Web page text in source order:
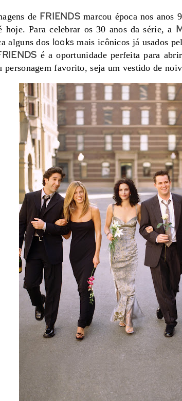
de FRIENDS marcou época nos anos
hoje. Para celebrar os 30 anos da série, a
alguns dos looks mais icônicos já usados
é a oportunidade perfeita para
personagem favorito, seja um vestido de